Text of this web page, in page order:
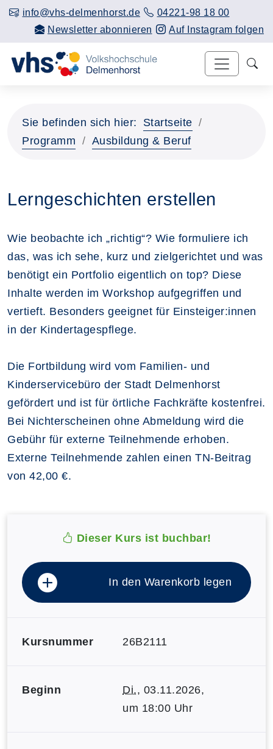
info@vhs-delmenhorst.de
04221-98 18 00
Newsletter abonnieren
Auf Instagram folgen
Sie befinden sich hier:
Startseite
Programm
Ausbildung & Beruf
Lerngeschichten erstellen
Wie beobachte ich „richtig“? Wie formuliere ich
das, was ich sehe, kurz und zielgerichtet und was
benötigt ein Portfolio eigentlich on top? Diese
Inhalte werden im Workshop aufgegriffen und
vertieft. Besonders geeignet für Einsteiger:innen
in der Kindertagespflege.
Die Fortbildung wird vom Familien- und
Kinderservicebüro der Stadt Delmenhorst
gefördert und ist für örtliche Fachkräfte kostenfrei.
Bei Nichterscheinen ohne Abmeldung wird die
Gebühr für externe Teilnehmende erhoben.
Externe Teilnehmende zahlen einen TN-Beitrag
von 42,00 €.
Dieser Kurs ist buchbar!
In den Warenkorb legen
Kursnummer 26B2111
Beginn Di., 03.11.2026,
um 18:00 Uhr